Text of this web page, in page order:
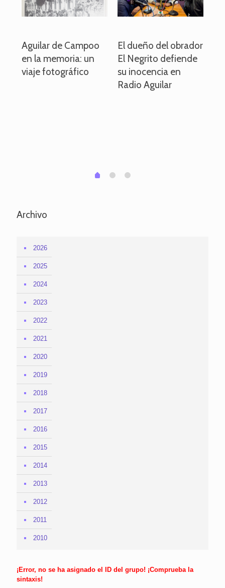
Aguilar de Campoo
en la memoria: un
viaje fotográfico
El dueño del obrador
El Negrito defiende
su inocencia en
Radio Aguilar
0 1 2
Archivo
2026
2025
2024
2023
2022
2021
2020
2019
2018
2017
2016
2015
2014
2013
2012
2011
2010
¡Error, no se ha asignado el ID del grupo! ¡Comprueba la
sintaxis!